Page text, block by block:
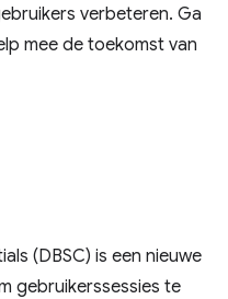
verbeteren. Ga
mee de toekomst van
(DBSC) is een nieuwe
gebruikerssessies te